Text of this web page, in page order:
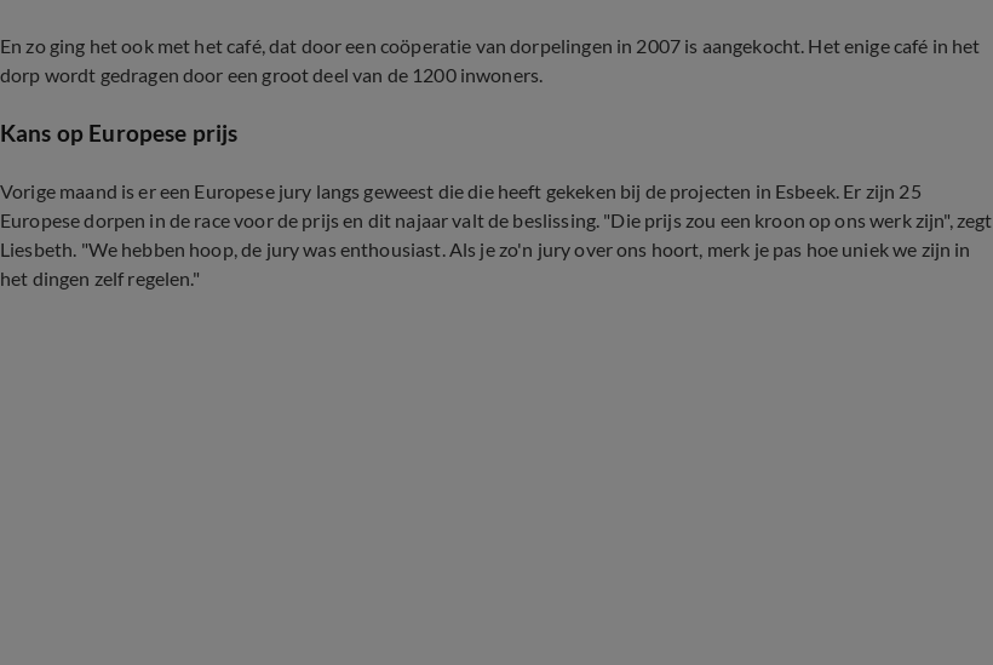
En zo ging het ook met het café, dat door een coöperatie van dorpelingen in 2007 is aangekocht. Het enige café in het
dorp wordt gedragen door een groot deel van de 1200 inwoners.
Kans op Europese prijs
Vorige maand is er een Europese jury langs geweest die die heeft gekeken bij de projecten in Esbeek. Er zijn 25
Europese dorpen in de race voor de prijs en dit najaar valt de beslissing. "Die prijs zou een kroon op ons werk zijn", zegt
Liesbeth. "We hebben hoop, de jury was enthousiast. Als je zo'n jury over ons hoort, merk je pas hoe uniek we zijn in
het dingen zelf regelen."